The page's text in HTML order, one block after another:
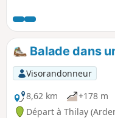
Balade dans
Visorandonneur
8,62 km
+178 m
Départ à Thilay